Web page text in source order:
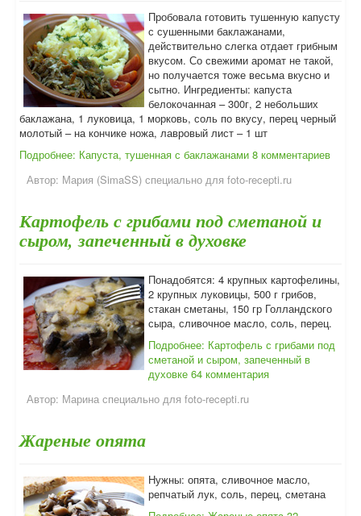
Пробовала готовить тушенную капусту
с сушенными баклажанами,
действительно слегка отдает грибным
вкусом. Со свежими аромат не такой,
но получается тоже весьма вкусно и
сытно. Ингредиенты: капуста
белокочанная – 300г, 2 небольших
баклажана, 1 луковица, 1 морковь, соль по вкусу, перец черный
молотый – на кончике ножа, лавровый лист – 1 шт
Подробнее: Капуста, тушенная с баклажанами 8 комментариев
Автор: Мария (SimaSS) специально для foto-recepti.ru
Картофель с грибами под сметаной и
сыром, запеченный в духовке
Понадобятся: 4 крупных картофелины,
2 крупных луковицы, 500 г грибов,
стакан сметаны, 150 гр Голландского
сыра, сливочное масло, соль, перец.
Подробнее: Картофель с грибами под
сметаной и сыром, запеченный в
духовке 64 комментария
Автор: Марина специально для foto-recepti.ru
Жареные опята
Нужны: опята, сливочное масло,
репчатый лук, соль, перец, сметана